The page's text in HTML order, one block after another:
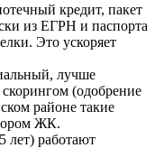
кредит, пакет
из ЕГРН и паспорта
Это ускоряет
лучше
(одобрение
районе такие
ЖК.
лет) работают